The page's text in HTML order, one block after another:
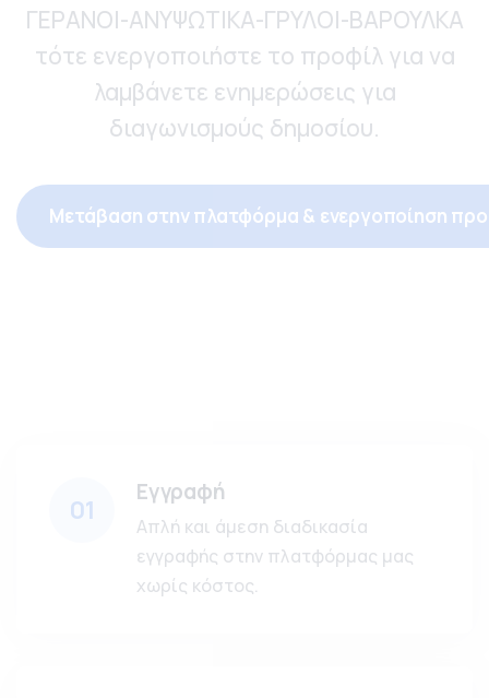
ΓΕΡΑΝΟΙ-ΑΝΥΨΩΤΙΚΑ-ΓΡΥΛΟΙ-ΒΑΡΟΥΛΚΑ
τότε ενεργοποιήστε το προφίλ για να
λαμβάνετε ενημερώσεις για
διαγωνισμούς δημοσίου.
Μετάβαση στην πλατφόρμα & ενεργοποίηση
01
Εγγραφή
Απλή και άμεση διαδικασία
εγγραφής στην πλατφόρμας μας
χωρίς κόστος.